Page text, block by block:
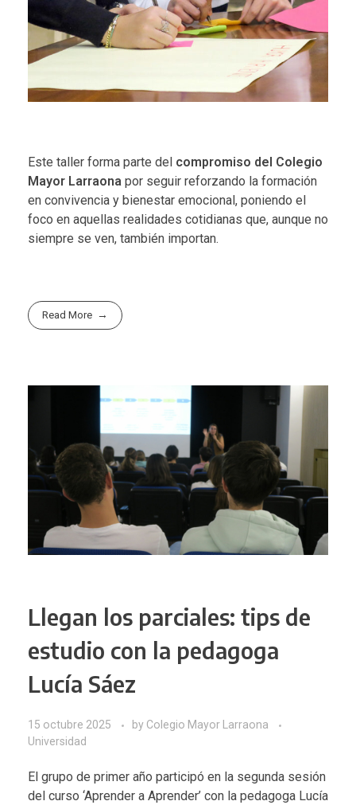
Este taller forma parte del compromiso del Colegio
Mayor Larraona por seguir reforzando la formación
en convivencia y bienestar emocional, poniendo el
foco en aquellas realidades cotidianas que, aunque no
siempre se ven, también importan.
Read More
Llegan los parciales: tips de
estudio con la pedagoga
Lucía Sáez
15 octubre 2025 by Colegio Mayor Larraona
Universidad
El grupo de primer año participó en la segunda sesión
del curso ‘Aprender a Aprender’ con la pedagoga Lucía